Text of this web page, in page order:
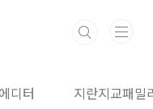
디터 지란지교패밀